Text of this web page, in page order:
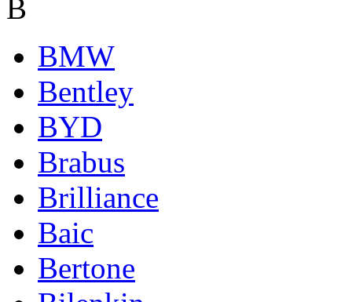
B
BMW
Bentley
BYD
Brabus
Brilliance
Baic
Bertone